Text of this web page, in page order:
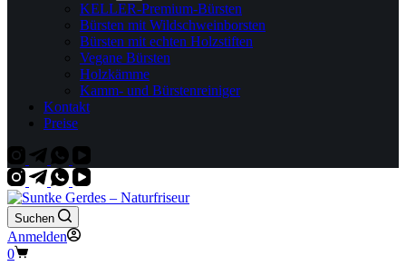
KELLER-Premium-Bürsten
Bürsten mit Wildschweinborsten
Bürsten mit echten Holzstiften
Vegane Bürsten
Holzkämme
Kamm- und Bürstenreiniger
Kontakt
Preise
Suchen
Anmelden
Warenkorb
0